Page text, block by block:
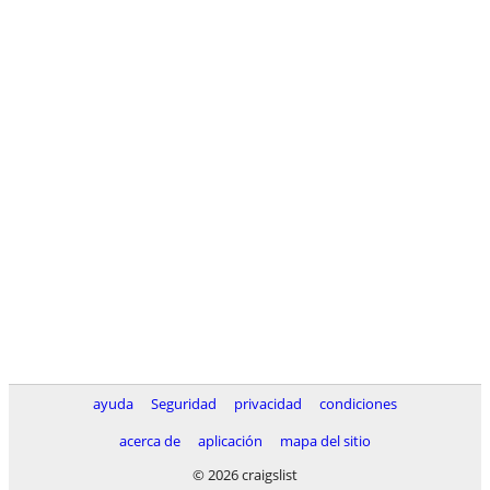
ayuda Seguridad privacidad
condiciones
acerca de
aplicación
mapa del sitio
© 2026 craigslist